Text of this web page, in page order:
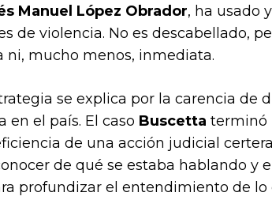
Manuel López Obrador, ha usado
de violencia. No es descabellado,
mucho menos, inmediata.
se explica por la carencia de
en el país. El caso Buscetta terminó
de una acción judicial
de qué se estaba hablando y
profundizar el entendimiento de